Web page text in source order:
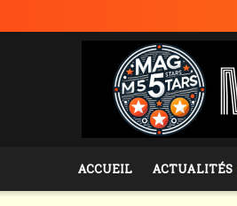
ACCUEIL ACTUALITÉS